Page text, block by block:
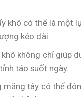
khô có thể là một
kéo dài.
không chỉ giúp
táo suốt ngày.
tây có thể